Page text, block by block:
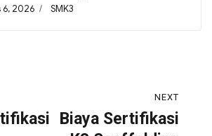
2026
SMK3
NEXT
Biaya Sertifikasi